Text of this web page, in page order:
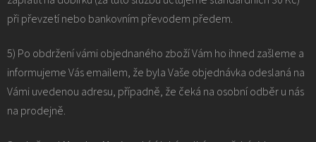
při převzetí nebo bankovním převodem předem.
5) Po obdržení vámi objednaného zboží Vám ho ihned zašleme a
informujeme Vás emailem, že byla Vaše objednávka odeslaná na
Vámi uvedenou adresu, případně, že čeká na osobní odběr u nás
na prodejně.